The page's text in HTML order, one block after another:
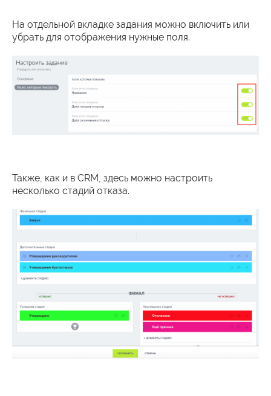
На отдельной вкладке задания можно включить или
убрать для отображения нужные поля.
Также, как и в CRM, здесь можно настроить
несколько стадий отказа.